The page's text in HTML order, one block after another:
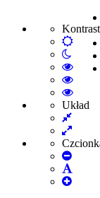
Kontrast
mode
Włącz
tryb
nocny
High
Black
White
High
Black
High
mode
Układ
Fixed
layout
Wide
layout
Set
Font
Set